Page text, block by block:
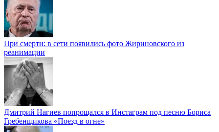
При смерти: в сети появились фото Жириновского из
реанимации
Дмитрий Нагиев попрощался в Инстаграм под песню Бориса
Гребенщикова «Поезд в огне»